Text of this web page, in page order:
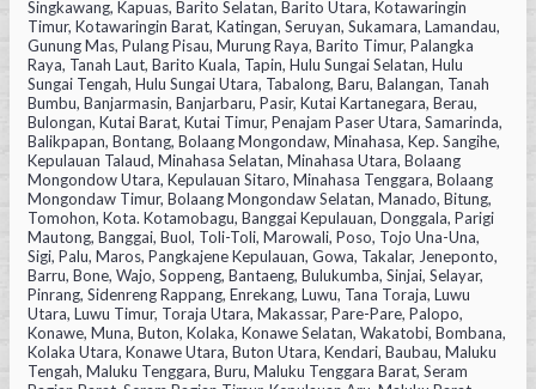
Singkawang, Kapuas, Barito Selatan, Barito Utara, Kotawaringin
Timur, Kotawaringin Barat, Katingan, Seruyan, Sukamara, Lamandau,
Gunung Mas, Pulang Pisau, Murung Raya, Barito Timur, Palangka
Raya, Tanah Laut, Barito Kuala, Tapin, Hulu Sungai Selatan, Hulu
Sungai Tengah, Hulu Sungai Utara, Tabalong, Baru, Balangan, Tanah
Bumbu, Banjarmasin, Banjarbaru, Pasir, Kutai Kartanegara, Berau,
Bulongan, Kutai Barat, Kutai Timur, Penajam Paser Utara, Samarinda,
Balikpapan, Bontang, Bolaang Mongondaw, Minahasa, Kep. Sangihe,
Kepulauan Talaud, Minahasa Selatan, Minahasa Utara, Bolaang
Mongondow Utara, Kepulauan Sitaro, Minahasa Tenggara, Bolaang
Mongondaw Timur, Bolaang Mongondaw Selatan, Manado, Bitung,
Tomohon, Kota. Kotamobagu, Banggai Kepulauan, Donggala, Parigi
Mautong, Banggai, Buol, Toli-Toli, Marowali, Poso, Tojo Una-Una,
Sigi, Palu, Maros, Pangkajene Kepulauan, Gowa, Takalar, Jeneponto,
Barru, Bone, Wajo, Soppeng, Bantaeng, Bulukumba, Sinjai, Selayar,
Pinrang, Sidenreng Rappang, Enrekang, Luwu, Tana Toraja, Luwu
Utara, Luwu Timur, Toraja Utara, Makassar, Pare-Pare, Palopo,
Konawe, Muna, Buton, Kolaka, Konawe Selatan, Wakatobi, Bombana,
Kolaka Utara, Konawe Utara, Buton Utara, Kendari, Baubau, Maluku
Tengah, Maluku Tenggara, Buru, Maluku Tenggara Barat, Seram